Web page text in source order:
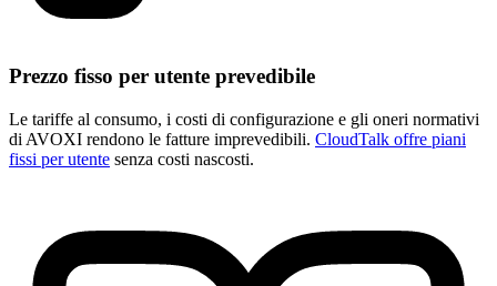
Prezzo fisso per utente prevedibile
Le tariffe al consumo, i costi di configurazione e gli oneri normativi
di AVOXI rendono le fatture imprevedibili. CloudTalk offre piani
fissi per utente senza costi nascosti.